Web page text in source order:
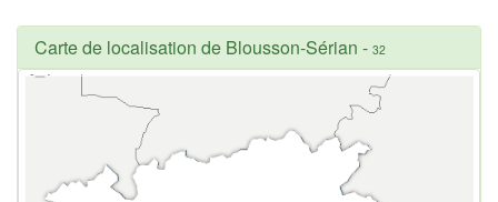
Carte de localisation de Blousson-Sérian - 32